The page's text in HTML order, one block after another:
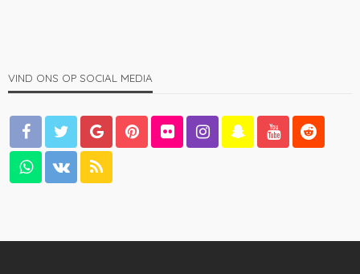
MANNEN
De baardkam: een onmisbare tool voor mannen met
VIND ONS OP SOCIAL MEDIA